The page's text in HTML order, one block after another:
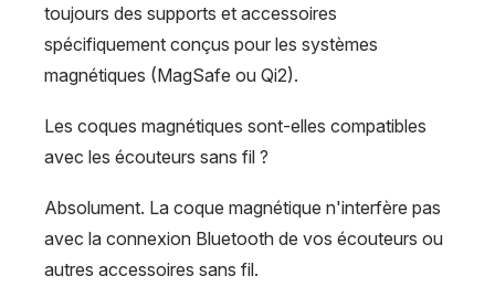
toujours des supports et accessoires
spécifiquement conçus pour les systèmes
magnétiques (MagSafe ou Qi2).
Les coques magnétiques sont-elles compatibles
avec les écouteurs sans fil ?
Absolument. La coque magnétique n'interfère pas
avec la connexion Bluetooth de vos écouteurs ou
autres accessoires sans fil.